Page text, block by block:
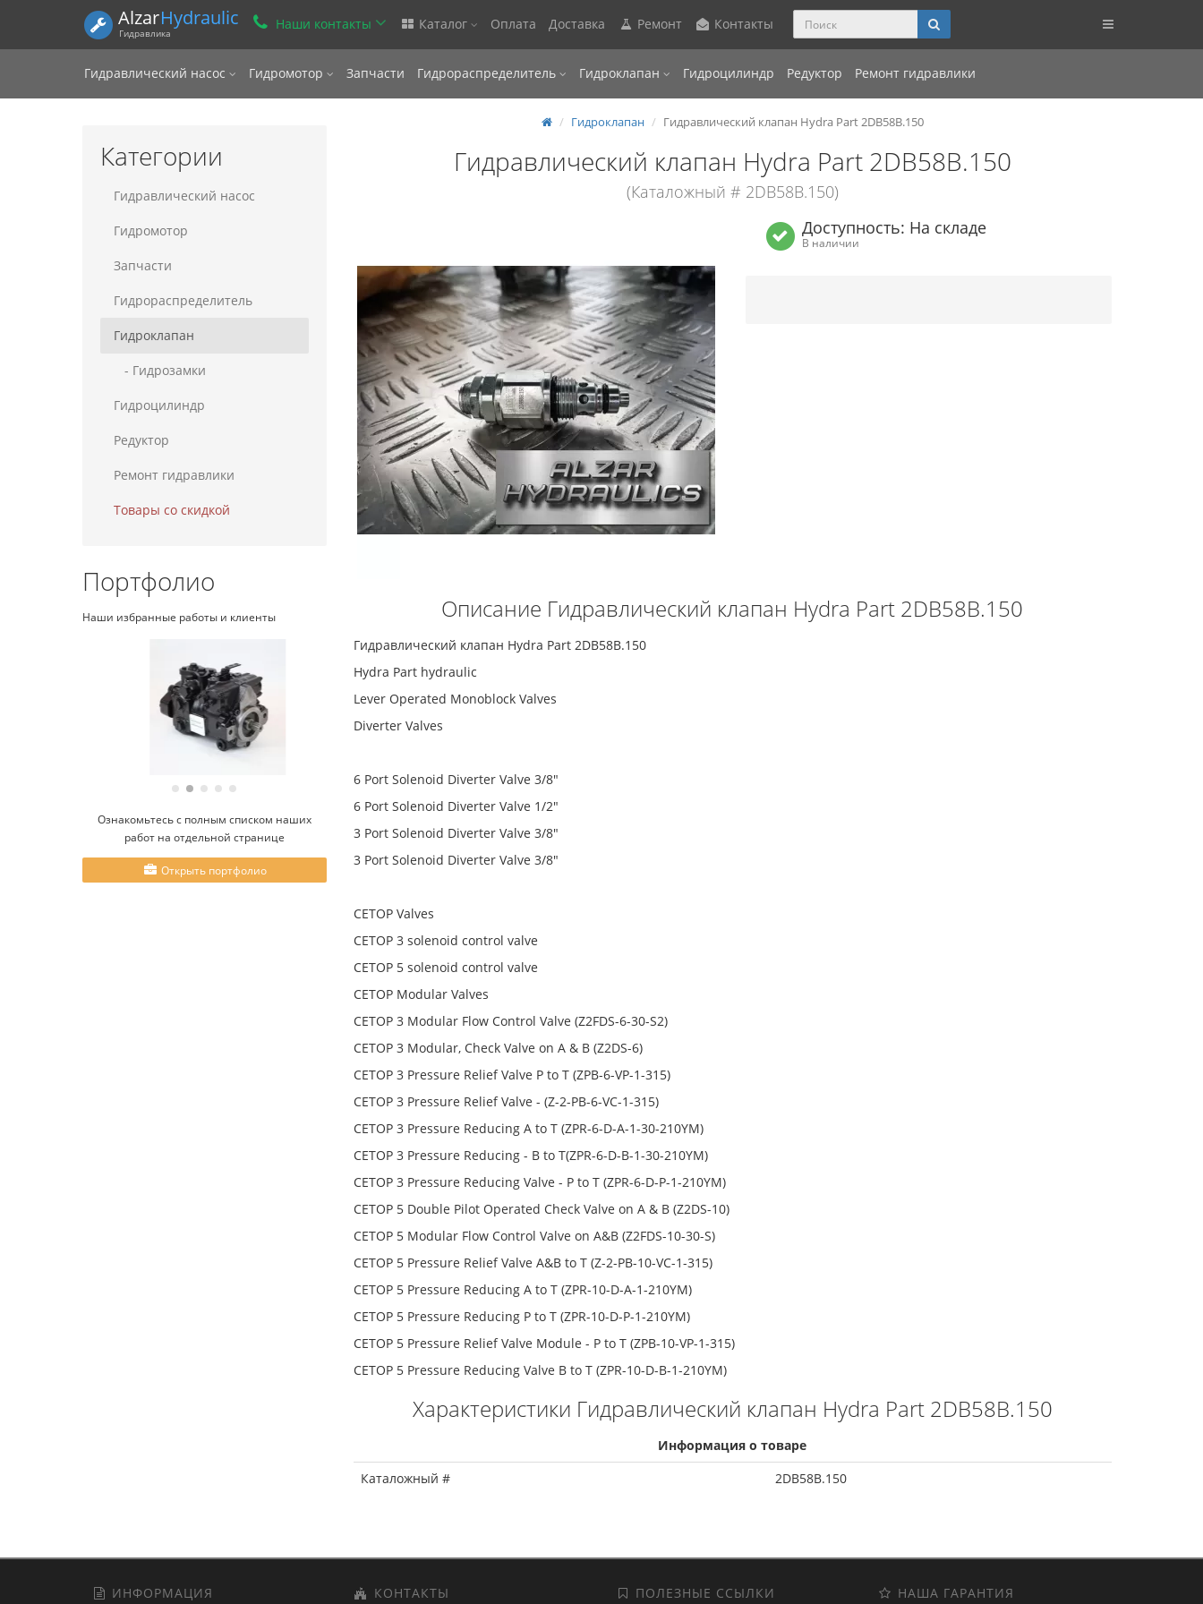
AlzarHydraulic
Гидравлика
Наши контакты Каталог Оплата Доставка Ремонт Контакты
Гидравлический насос Гидромотор Запчасти Гидрораспределитель Гидроклапан Гидроцилиндр Редуктор Ремонт гидравлики
Категории
Гидравлический насос
Гидромотор
Запчасти
Гидрораспределитель
Гидроклапан
- Гидрозамки
Гидроцилиндр
Редуктор
Ремонт гидравлики
Товары со скидкой
Портфолио
Наши избранные работы и клиенты
Ознакомьтесь с полным списком наших
работ на отдельной странице
Открыть портфолио
Гидроклапан Гидравлический клапан Hydra Part 2DB58B.150
Гидравлический клапан Hydra Part 2DB58B.150
(Каталожный # 2DB58B.150)
Доступность: На складе
В наличии
Описание Гидравлический клапан Hydra Part 2DB58B.150
Гидравлический клапан Hydra Part 2DB58B.150
Hydra Part hydraulic
Lever Operated Monoblock Valves
Diverter Valves
6 Port Solenoid Diverter Valve 3/8"
6 Port Solenoid Diverter Valve 1/2"
3 Port Solenoid Diverter Valve 3/8"
3 Port Solenoid Diverter Valve 3/8"
CETOP Valves
CETOP 3 solenoid control valve
CETOP 5 solenoid control valve
CETOP Modular Valves
CETOP 3 Modular Flow Control Valve (Z2FDS-6-30-S2)
CETOP 3 Modular, Check Valve on A & B (Z2DS-6)
CETOP 3 Pressure Relief Valve P to T (ZPB-6-VP-1-315)
CETOP 3 Pressure Relief Valve - (Z-2-PB-6-VC-1-315)
CETOP 3 Pressure Reducing A to T (ZPR-6-D-A-1-30-210YM)
CETOP 3 Pressure Reducing - B to T(ZPR-6-D-B-1-30-210YM)
CETOP 3 Pressure Reducing Valve - P to T (ZPR-6-D-P-1-210YM)
CETOP 5 Double Pilot Operated Check Valve on A & B (Z2DS-10)
CETOP 5 Modular Flow Control Valve on A&B (Z2FDS-10-30-S)
CETOP 5 Pressure Relief Valve A&B to T (Z-2-PB-10-VC-1-315)
CETOP 5 Pressure Reducing A to T (ZPR-10-D-A-1-210YM)
CETOP 5 Pressure Reducing P to T (ZPR-10-D-P-1-210YM)
CETOP 5 Pressure Relief Valve Module - P to T (ZPB-10-VP-1-315)
CETOP 5 Pressure Reducing Valve B to T (ZPR-10-D-B-1-210YM)
Характеристики Гидравлический клапан Hydra Part 2DB58B.150
Информация о товаре
Каталожный #
2DB58B.150
ИНФОРМАЦИЯ КОНТАКТЫ ПОЛЕЗНЫЕ ССЫЛКИ НАША ГАРАНТИЯ